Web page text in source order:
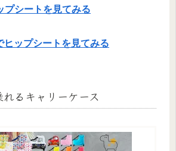
プシートを見てみる
ヒップシートを見てみる
るキャリーケース